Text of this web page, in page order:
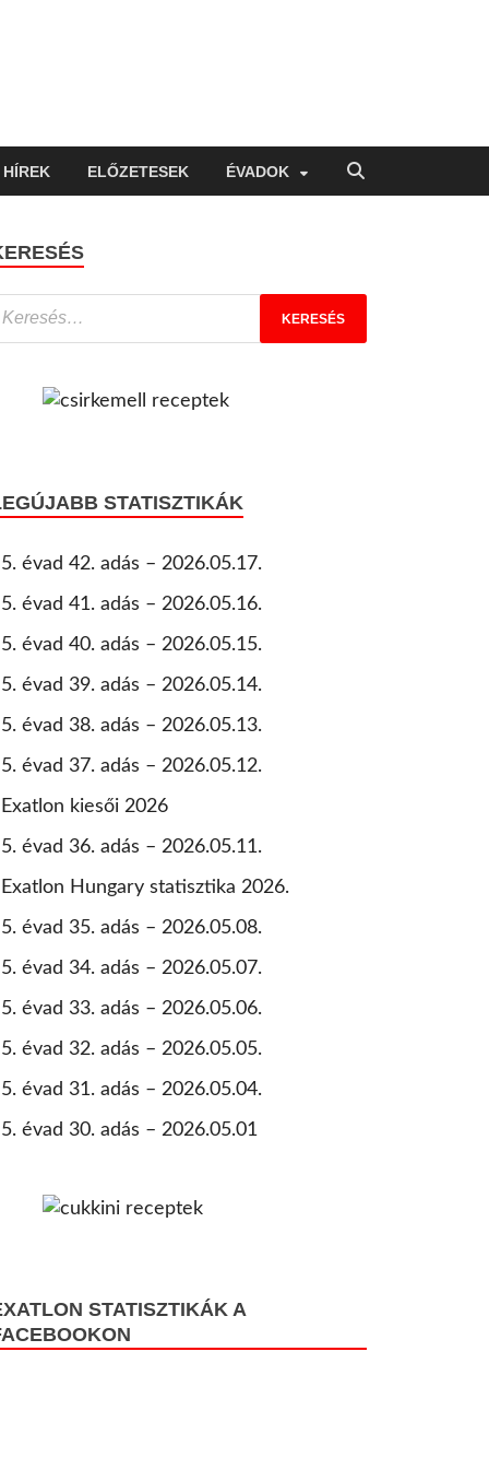
HÍREK ELŐZETESEK ÉVADOK
STATISZTIKÁK
5. évad 42. adás – 2026.05.17.
5. évad 41. adás – 2026.05.16.
5. évad 40. adás – 2026.05.15.
5. évad 39. adás – 2026.05.14.
5. évad 38. adás – 2026.05.13.
5. évad 37. adás – 2026.05.12.
Exatlon kiesői 2026
5. évad 36. adás – 2026.05.11.
Exatlon Hungary statisztika 2026.
5. évad 35. adás – 2026.05.08.
5. évad 34. adás – 2026.05.07.
5. évad 33. adás – 2026.05.06.
5. évad 32. adás – 2026.05.05.
5. évad 31. adás – 2026.05.04.
5. évad 30. adás – 2026.05.01
STATISZTIKÁK A